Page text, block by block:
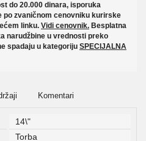
do 20.000 dinara, isporuka
po zvaničnom cenovniku kurirske
linku. Vidi cenovnik. Besplatna
narudžbine u vrednosti preko
spadaju u kategoriju SPECIJALNA
Komentari
14\"
Torba